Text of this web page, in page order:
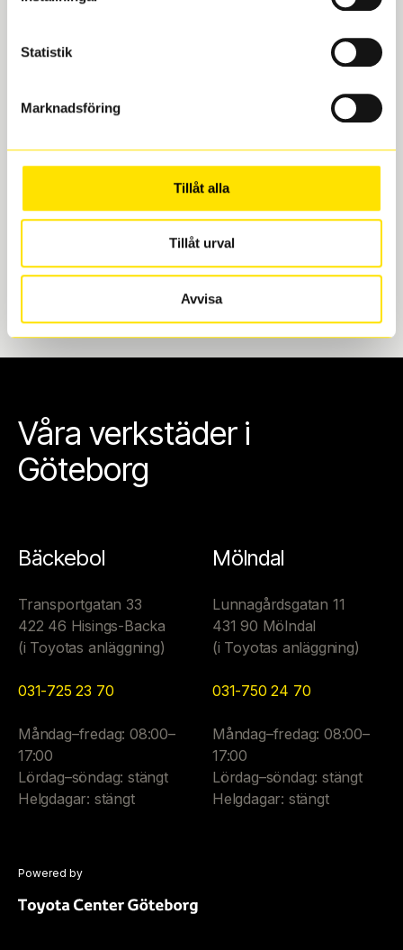
Statistik
Marknadsföring
Tillåt alla
Tillåt urval
Avvisa
Boka och hämta hos Däckspecialen
När du beställer dina nya däck eller fälgar hos oss
Göteborg. Välj mellan Hisingen (Bäckebol) eller
upphämtning eller service. När vi byter dina däck ser
vi till att de uppfyller alla krav för en säker körning.
Våra verkstäder i
Göteborg
Bäckebol
Transportgatan 33
422 46 Hisings-Backa
(i Toyotas anläggning)
031-725 23 70
Måndag–fredag: 08:00–
17:00
Lördag–söndag: stängt
Helgdagar: stängt
Mölndal
Lunnagårdsgatan 11
431 90 Mölndal
(i Toyotas anläggning)
031-750 24 70
Måndag–fredag: 08:00–
17:00
Lördag–söndag: stängt
Helgdagar: stängt
Powered by